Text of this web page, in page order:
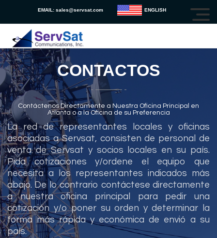
EMAIL: sales@servsat.com ENGLISH
CONTACTOS
Contáctenos Directamente a Nuestra Oficina Principal en
Atlanta o a la Oficina de su Preferencia
La red de representantes locales y oficinas
asociadas a Servsat, consisten de personal de
venta de Servsat y socios locales en su país.
Pida cotizaciones y/ordene el equipo que
necesita a los representantes indicados más
abajo. De lo contrario contáctese directamente
a nuestra oficina principal para pedir una
cotización y/o poner su orden y determinar la
forma más rápida y económica de envió a su
país.